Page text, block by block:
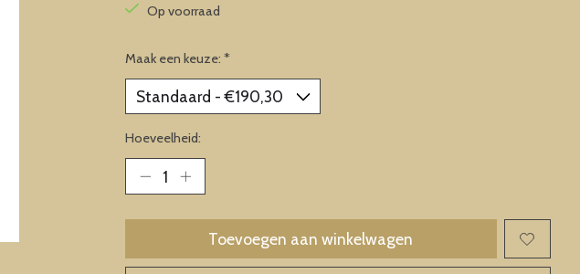
Op voorraad
Maak een keuze: *
Hoeveelheid:
Toevoegen aan winkelwagen